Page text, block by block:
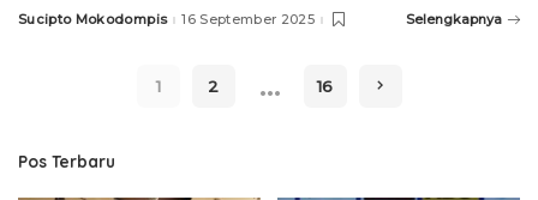
Posted
Sucipto Mokodompis 16 September 2025 Selengkapnya
1 2 … 16
Pos Terbaru